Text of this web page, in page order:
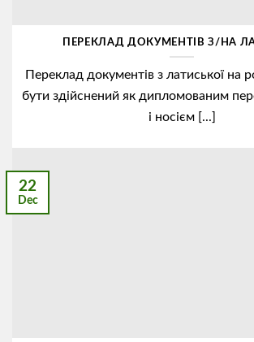
ПЕРЕКЛАД ДОКУМЕНТІВ З/НА
Переклад документів з латиської на
бути здійснений як дипломованим
і носієм [...]
22
Dec